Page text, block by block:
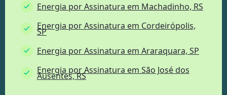
Energia por Assinatura em Machadinho, RS
Energia por Assinatura em Cordeirópolis,
SP
Energia por Assinatura em Araraquara, SP
Energia por Assinatura em São José dos
Ausentes, RS